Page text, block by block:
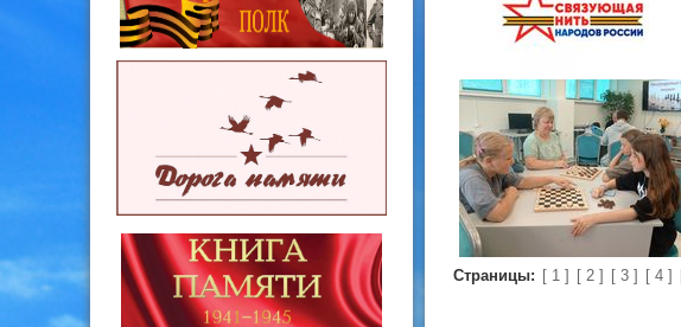
Страницы: [ 1 ] [ 2 ] [ 3 ] [ 4 ]